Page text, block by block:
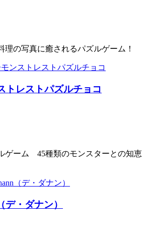
理の写真に癒されるパズルゲーム！
トレストパズルチョコ
ゲーム 45種類のモンスターとの知恵
デ・ダナン）